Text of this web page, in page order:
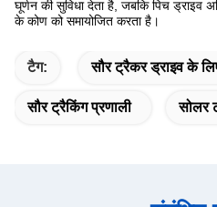
घूर्णन की सुविधा देता है, जबकि पिच ड्राइव
के कोण को समायोजित करता है।
टैग: सौर ट्रैकर ड्राइव के
सौर ट्रैकिंग प्रणाली सोलर